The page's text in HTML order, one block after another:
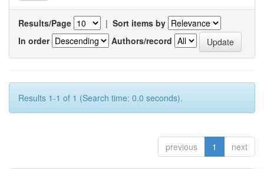
Results/Page | Sort items by
In order
Authors/record
Results 1-1 of 1 (Search time: 0.0 seconds).
previous 1 next